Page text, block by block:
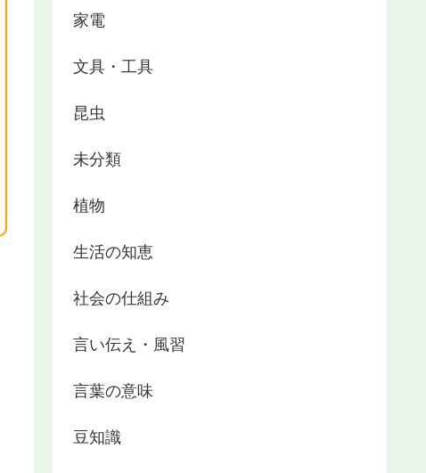
家電
文具・工具
昆虫
未分類
植物
生活の知恵
社会の仕組み
言い伝え・風習
言葉の意味
豆知識